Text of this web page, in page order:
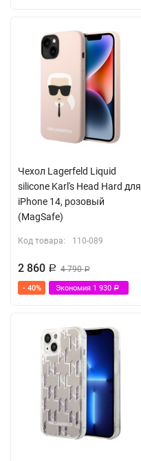
Чехол Lagerfeld Liquid
silicone Karl's Head Hard для
iPhone 14, розовый
(MagSafe)
Код товара: 110-089
2 860 Р 4 790Р
- 40% Экономия 1 930 Р